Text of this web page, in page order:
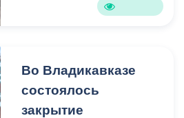
Во Владикавказе
состоялось
закрытие